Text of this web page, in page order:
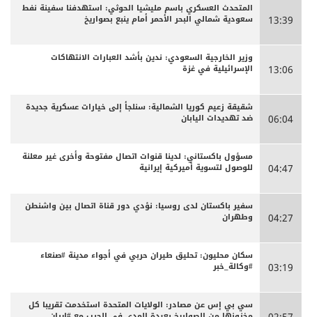
13:39
المتحدث العسكري باسم مليشيا الحوثي: استهدفنا سفينة نفط
سعودية شمالي البحر الأحمر أمام ينبع بصواريخ
13:06
وزير الخارجية السعودي: ندين بأشد العبارات الانتهاكات
الإسرائيلية في غزة
06:04
شقيقة زعيم كوريا الشمالية: سنلجأ إلى خيارات عسكرية جديدة
ضد تهديدات اليابان
04:47
مسؤول باكستاني: لدينا قنوات اتصال مفتوحة وأخرى غير معلنة
للوصول لتسوية أميركية إيرانية
04:27
سفير باكستان لدى روسيا: نؤدي دور قناة اتصال بين واشنطن
وطهران
03:19
سكان محليون: تحليق طيران حربي في أجواء مدينة #صنعاء
#وكالة_خبر
سي بي إس عن مصادر: الولايات المتحدة استخدمت تقريبا كل